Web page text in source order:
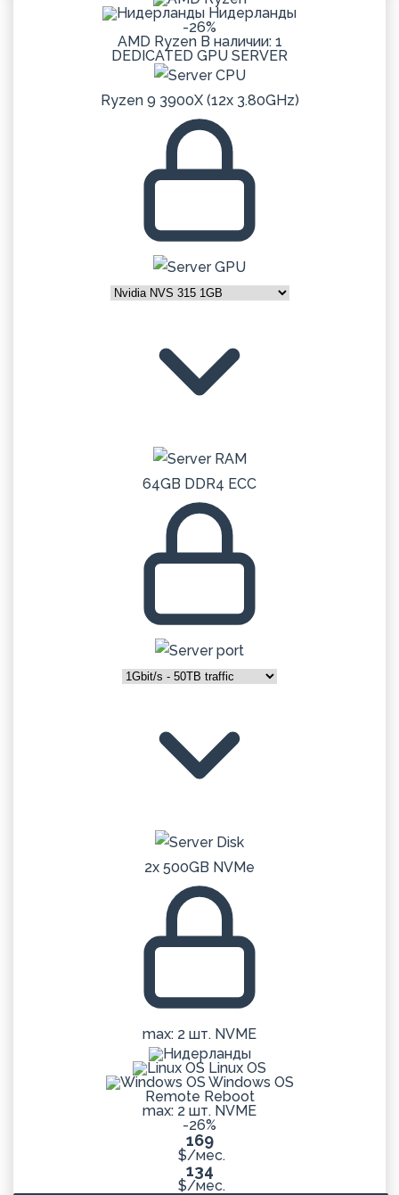
Нидерланды
-26%
AMD Ryzen В наличии: 1
DEDICATED GPU SERVER
Ryzen 9 3900X (12x 3.80GHz)
64GB DDR4 ECC
2x 500GB NVMe
max: 2 шт. NVME
Linux OS
Windows OS
Remote Reboot
max: 2 шт. NVME
-26%
169
$/мес.
134
$/мес.